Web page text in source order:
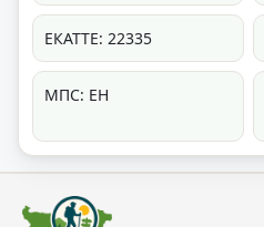
ЕКАТТЕ: 22335
МПС: ЕН